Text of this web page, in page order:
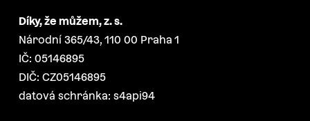
Díky, že můžem, z. s.
Národní 365/43, 110 00 Praha 1
IČ: 05146895
DIČ: CZ05146895
datová schránka: s4api94